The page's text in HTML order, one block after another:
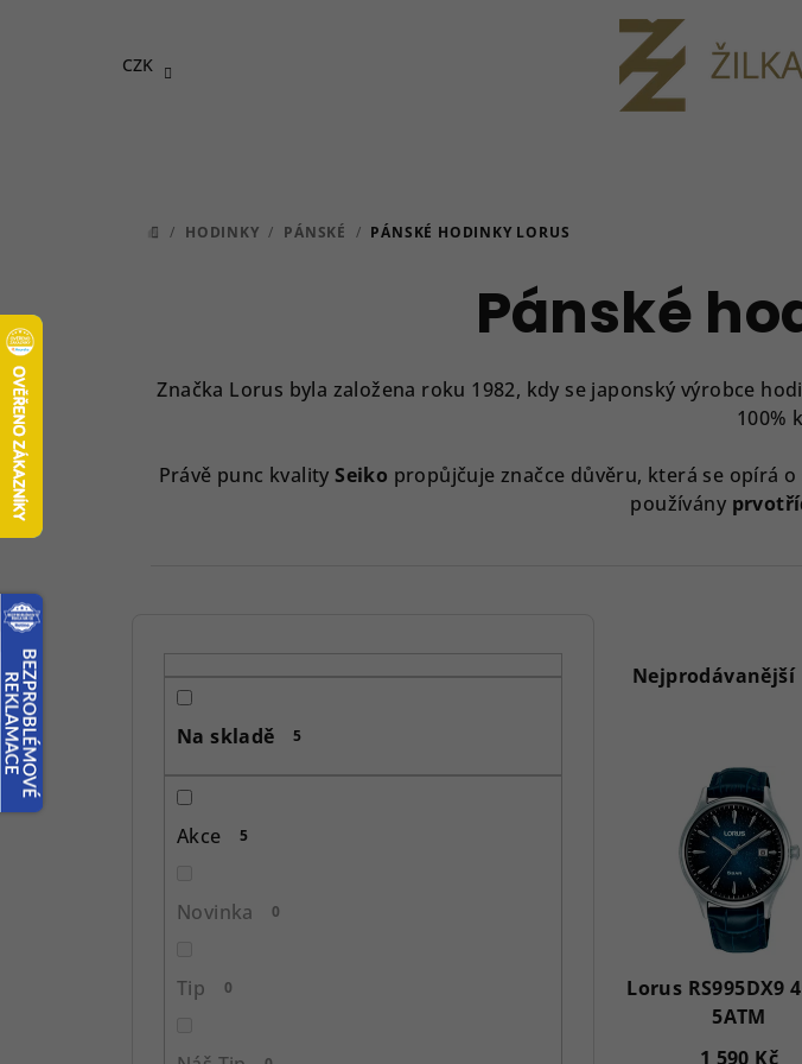
CZK
DOMŮ
/ HODINKY / PÁNSKÉ / PÁNSKÉ HODINKY LORUS
Pánské
Značka Lorus byla založena roku 1982, kdy se japonský výrobce
100%
Právě punc kvalitySeiko propůjčuje značce důvěru, která se opírá
používány
Na skladě 5
Akce 5
Novinka 0
Tip 0
a
o
Nejprodávanější
p
Lorus RS995DX9
5ATM
1 590 Kč